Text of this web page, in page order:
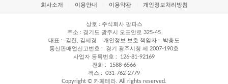
회사소개 이용안내 이용약관 개인정보처리방침
상호
주식회사 팜파스
주소
경기도 광주시 오포안로 325-45
대표
김헌, 김세경 개인정보 보호 책임자
박충도
통신판매업신고번호
경기 광주시청 제 2007-190호
사업자 등록번호
126-81-92169
전화
1588-6566
팩스
031-762-2779
Copyright © 카페테라. All rights reserved.